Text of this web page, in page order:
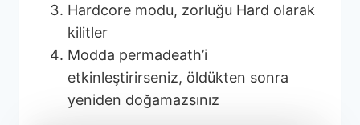
Hardcore modu, zorluğu Hard olarak
kilitler
Modda permadeath’i
etkinleştirirseniz, öldükten sonra
yeniden doğamazsınız